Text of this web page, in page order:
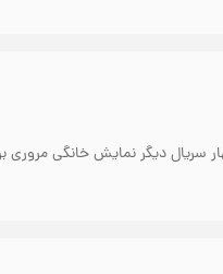
سریال دیگر نمایش خانگی مروری